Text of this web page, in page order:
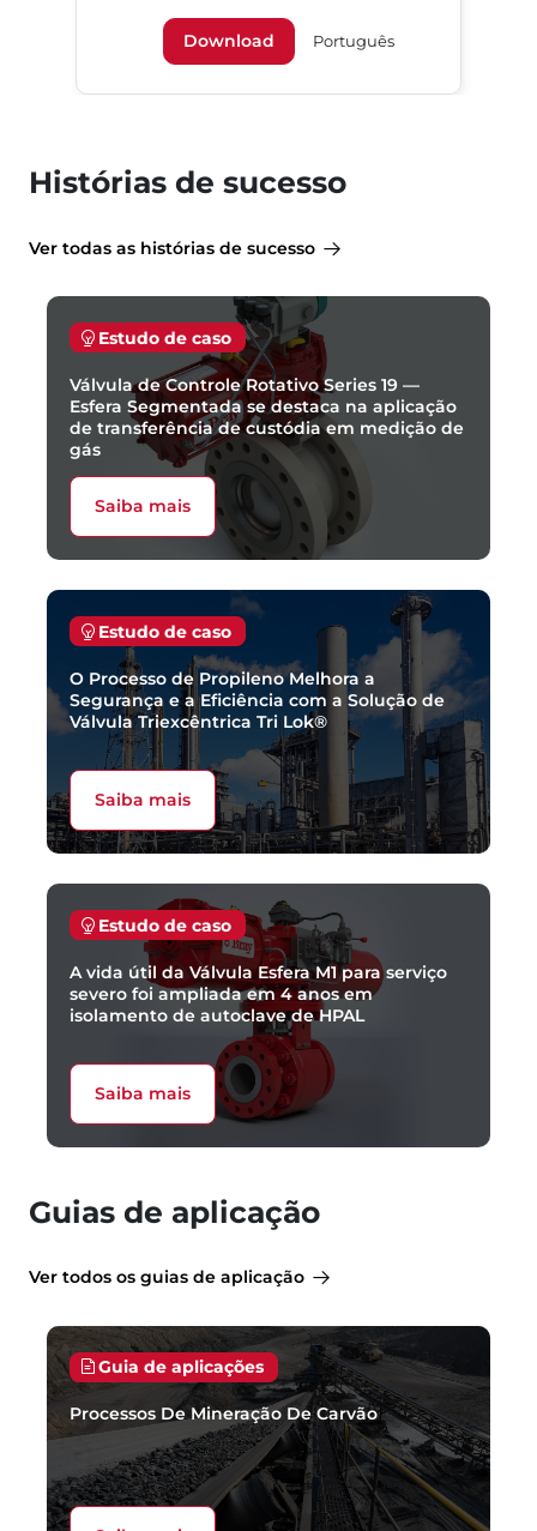
Download Português
Histórias de sucesso
Ver todas as histórias de sucesso
Estudo de caso
Válvula de Controle Rotativo Series 19 —
Esfera Segmentada se destaca na aplicação
de transferência de custódia em medição de
gás
Saiba mais
Estudo de caso
O Processo de Propileno Melhora a
Segurança e a Eficiência com a Solução de
Válvula Triexcêntrica Tri Lok®
Saiba mais
Estudo de caso
A vida útil da Válvula Esfera M1 para serviço
severo foi ampliada em 4 anos em
isolamento de autoclave de HPAL
Saiba mais
Guias de aplicação
Ver todos os guias de aplicação
Guia de aplicações
Processos De Mineração De Carvão